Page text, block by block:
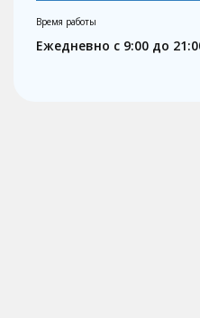
Время работы
Ежедневно с 9:00 до